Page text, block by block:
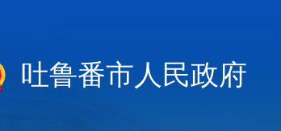
吐鲁番市人民政府